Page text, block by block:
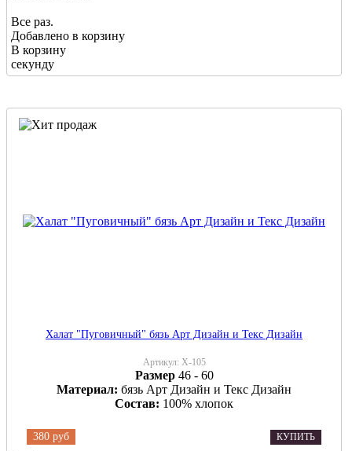
Все раз.
Добавлено в корзину
В корзину
секунду
Халат "Пуговичный" бязь Арт Дизайн и Текс Дизайн
Артикул: Х-105
Размер 46 - 60
Материал: бязь Арт Дизайн и Текс Дизайн
Состав: 100% хлопок
380 руб КУПИТЬ